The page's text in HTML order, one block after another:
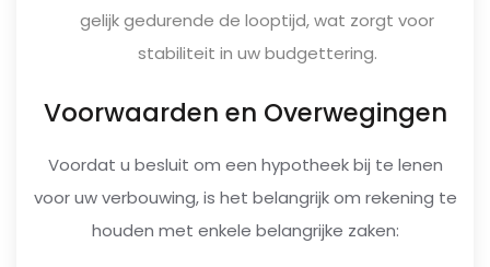
gelijk gedurende de looptijd, wat zorgt voor
stabiliteit in uw budgettering.
Voorwaarden en Overwegingen
Voordat u besluit om een hypotheek bij te lenen
voor uw verbouwing, is het belangrijk om rekening te
houden met enkele belangrijke zaken: